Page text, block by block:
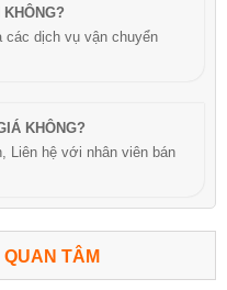
các dịch vụ vận chuyển
KHÔNG?
Liên hệ với nhân viên bán
TÂM